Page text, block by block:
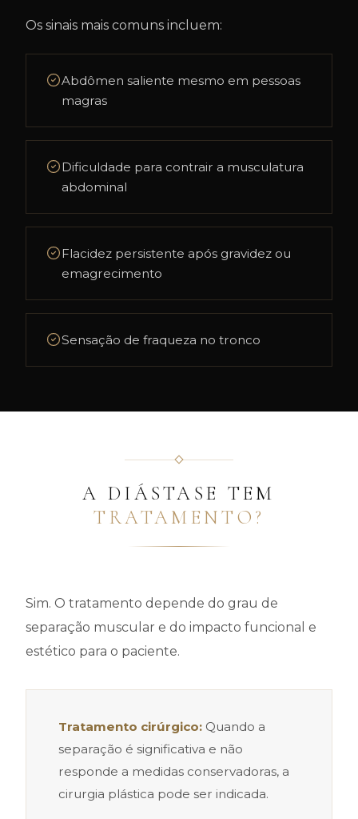
Os sinais mais comuns incluem:
Abdômen saliente mesmo em pessoas
magras
Dificuldade para contrair a musculatura
abdominal
Flacidez persistente após gravidez ou
emagrecimento
Sensação de fraqueza no tronco
A DIÁSTASE TEM
TRATAMENTO?
Sim. O tratamento depende do grau de
separação muscular e do impacto funcional e
estético para o paciente.
Tratamento cirúrgico: Quando a
separação é significativa e não
responde a medidas conservadoras, a
cirurgia plástica pode ser indicada.